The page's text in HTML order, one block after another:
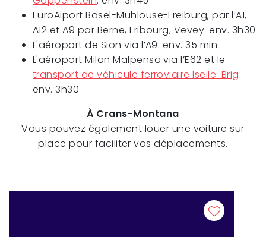
EuroAiport Basel-Muhlouse-Freiburg, par l’A1,
A12 et A9 par Berne, Fribourg, Vevey: env. 3h30
L'aéroport de Sion via l’A9: env. 35 min.
L'aéroport Milan Malpensa via l’E62 et le
transport de véhicule ferroviaire Iselle-Brig:
env. 3h30
À Crans-Montana
Vous pouvez également louer une voiture sur
place pour faciliter vos déplacements.